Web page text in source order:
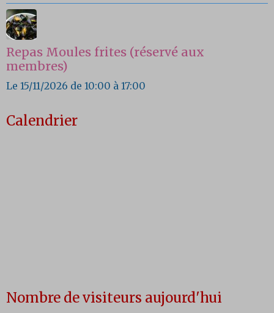
Repas Moules frites (réservé aux
membres)
Le 15/11/2026 de 10:00 à 17:00
Calendrier
Nombre de visiteurs aujourd'hui